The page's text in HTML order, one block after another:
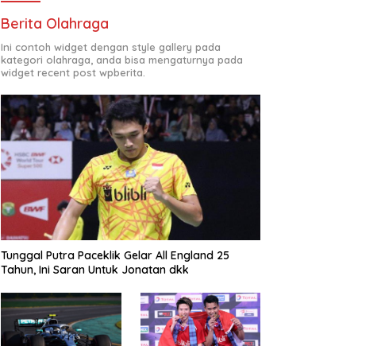
Berita Olahraga
Ini contoh widget dengan style gallery pada
kategori olahraga, anda bisa mengaturnya pada
widget recent post wpberita.
Tunggal Putra Paceklik Gelar All England 25
Tahun, Ini Saran Untuk Jonatan dkk